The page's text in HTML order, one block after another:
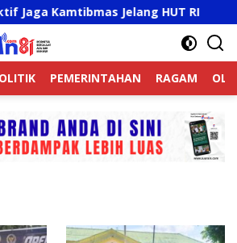
Jelang HUT RI
PEMERINTAHAN RAGAM